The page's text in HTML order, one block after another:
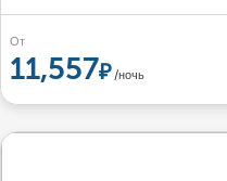
От
11,557 /ночь